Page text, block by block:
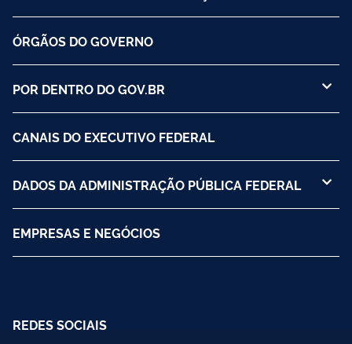
ÓRGÃOS DO GOVERNO
POR DENTRO DO GOV.BR
CANAIS DO EXECUTIVO FEDERAL
DADOS DA ADMINISTRAÇÃO PÚBLICA FEDERAL
EMPRESAS E NEGÓCIOS
REDES SOCIAIS